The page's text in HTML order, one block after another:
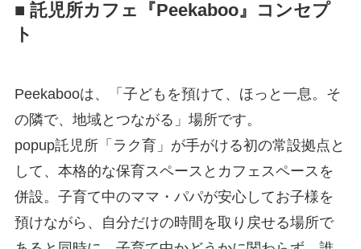
■ 託児所カフェ『Peekaboo』コンセプ
ト
Peekabooは、「子どもを預けて、ほっと一息。そ
の隣で、地域とつながる」場所です。
popup託児所「ラク育」が手がける初の常設拠点と
して、本格的な保育スペースとカフェスペースを
併設。子育て中のママ・パパが安心してお子様を
預けながら、自分だけの時間を取り戻せる場所で